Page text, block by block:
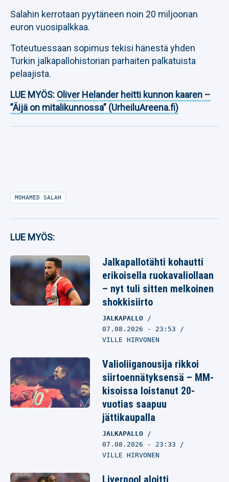
Salahin kerrotaan pyytäneen noin 20 miljoonan
euron vuosipalkkaa.
Toteutuessaan sopimus tekisi hänestä yhden
Turkin jalkapallohistorian parhaiten palkatuista
pelaajista.
LUE MYÖS: Oliver Helander heitti kunnon kaaren –
”Äijä on mitalikunnossa” (UrheiluAreena.fi)
MOHAMED SALAH
LUE MYÖS:
Jalkapallotähti kohautti
erikoisella ruokavaliollaan
– nyt tuli sitten melkoinen
shokkisiirto
JALKAPALLO
07.08.2026 - 23:53
VILLE HIRVONEN
Valioliiganousija rikkoi
siirtoennätyksensä – MM-
kisoissa loistanut 20-
vuotias saapuu
jättikaupalla
JALKAPALLO
07.08.2026 - 23:33
VILLE HIRVONEN
Liverpool aloitti